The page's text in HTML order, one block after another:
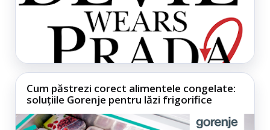
Cum păstrezi corect alimentele congelate:
soluțiile Gorenje pentru lăzi frigorifice